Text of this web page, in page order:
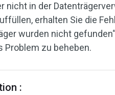
nicht in der
erhalten Sie die
wurden nicht
Problem zu beheben.
: